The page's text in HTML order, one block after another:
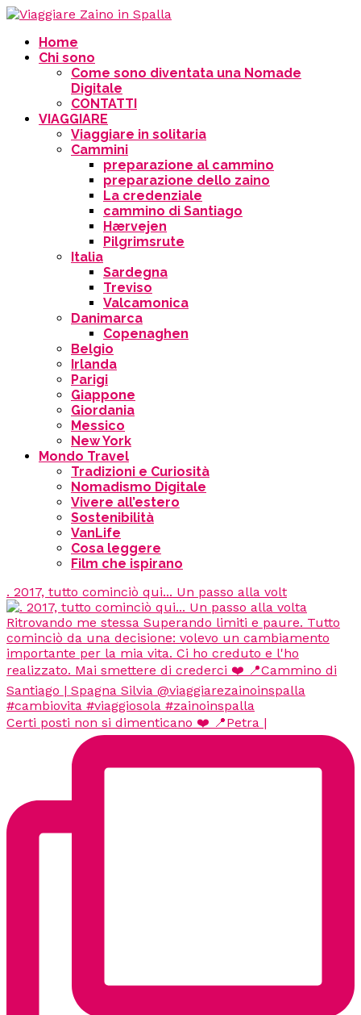
Home
Chi sono
Come sono diventata una Nomade
Digitale
CONTATTI
VIAGGIARE
Viaggiare in solitaria
Cammini
preparazione al cammino
preparazione dello zaino
La credenziale
cammino di Santiago
Hærvejen
Pilgrimsrute
Italia
Sardegna
Treviso
Valcamonica
Danimarca
Copenaghen
Belgio
Irlanda
Parigi
Giappone
Giordania
Messico
New York
Mondo Travel
Tradizioni e Curiosità
Nomadismo Digitale
Vivere all’estero
Sostenibilità
VanLife
Cosa leggere
Film che ispirano
. 2017, tutto cominciò qui... Un passo alla volt
Certi posti non si dimenticano ❤️ 📍Petra |